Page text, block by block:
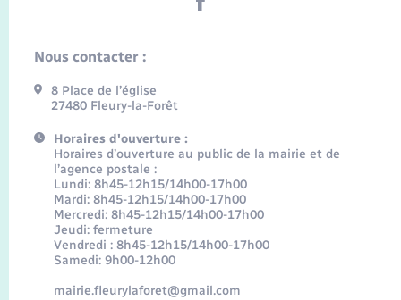
Nous contacter :
8 Place de l’église
27480 Fleury-la-Forêt
Horaires d'ouverture :
Horaires d’ouverture au public de la mairie et de
l’agence postale :
Lundi: 8h45-12h15/14h00-17h00
Mardi: 8h45-12h15/14h00-17h00
Mercredi: 8h45-12h15/14h00-17h00
Jeudi: fermeture
Vendredi : 8h45-12h15/14h00-17h00
Samedi: 9h00-12h00
mairie.fleurylaforet@gmail.com